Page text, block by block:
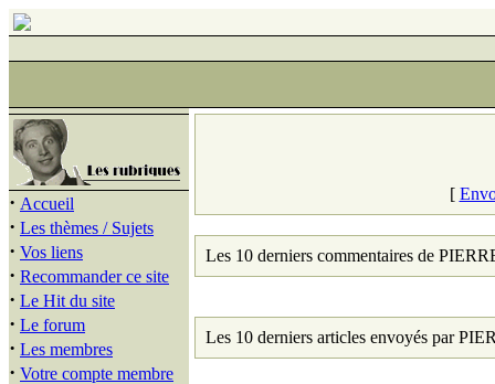
· Accueil
· Les thèmes / Sujets
· Vos liens
· Recommander ce site
· Le Hit du site
· Le forum
· Les membres
· Votre compte membre
[
Les 10 derniers commentaires de
Les 10 derniers articles envoyés par